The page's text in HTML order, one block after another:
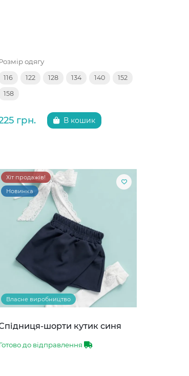
одягу
116 122 128 134 140 152
158
грн. В кошик
Хіт продажів!
Новинка
Власне виробництво
шорти кутик синя
до відправлення